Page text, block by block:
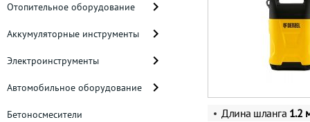
Отопительное оборудование
Аккумуляторные инструменты
Электроинструменты
Автомобильное оборудование
Бетоносмесители Длина шланга 1.2